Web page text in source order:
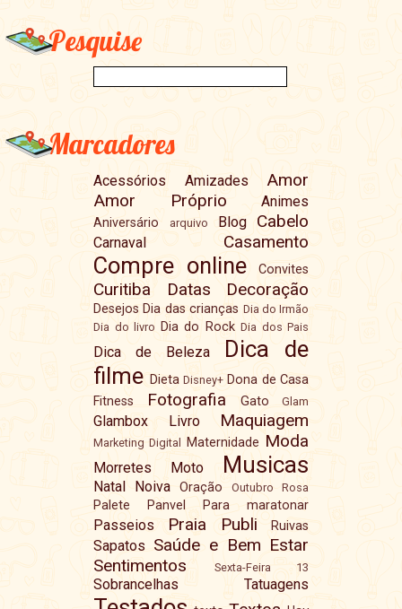
Pesquise
Marcadores
Acessórios Amizades
Amor
Amor Próprio
Animes
Aniversário arquivo Blog Cabelo
Carnaval Casamento
Compre online Convites
Curitiba Datas Decoração
Desejos Dia das crianças Dia do Irmão
Dia do livro Dia do Rock Dia dos Pais
Dica de Beleza
Dica de
filme Dieta Disney+ Dona de Casa
Fitness
Fotografia Gato Glam
Glambox Livro Maquiagem
Marketing Digital Maternidade Moda
Morretes Moto Musicas
Natal Noiva Oração Outubro Rosa
Palete Panvel Para maratonar
Passeios Praia Publi Ruivas
Sapatos Saúde e Bem Estar
Sentimentos
Sexta-Feira 13
Sobrancelhas Tatuagens